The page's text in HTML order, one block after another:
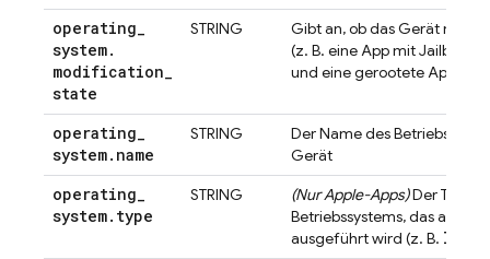
operating_
system.
modification_
state
STRING
Gibt an, ob das Gerät
(z. B. eine App mit Jailbreak
und eine gerootete App ist
operating_
system. name
STRING
Der Name des
Gerät
operating_
system. type
STRING (Nur Apple-Apps)Der Typ
Betriebssystems, das auf
ausgeführt wird (z. B. IOS